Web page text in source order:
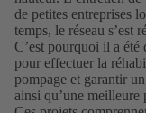
de petites entreprises
temps, le réseau s’est
C’est pourquoi il a été
pour effectuer la
pompage et garantir
ainsi qu’une meilleure